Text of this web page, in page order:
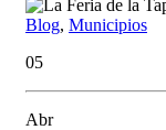
Blog, Municipios
05
Abr